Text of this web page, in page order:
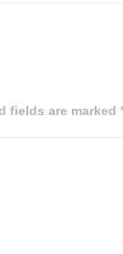
fields are marked